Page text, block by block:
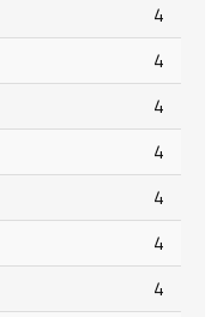
4
4
4
4
4
4
4